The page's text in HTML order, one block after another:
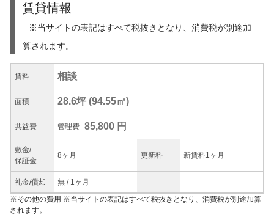
賃貸情報
※当サイトの表記はすべて税抜きとなり、消費税が別途加
算されます。
賃料 相談
面積 28.6坪 (94.55㎡)
共益費 管理費 85,800 円
敷金/
保証金
8ヶ月 更新料 新賃料1ヶ月
礼金/償却 無 / 1ヶ月
※その他の費用 ※当サイトの表記はすべて税抜きとなり、消費税が別途加算
されます。